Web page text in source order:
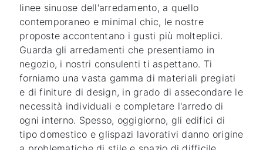
linee sinuose dell'arredamento, a quello
contemporaneo e minimal chic, le nostre
proposte accontentano i gusti più molteplici.
Guarda gli arredamenti che presentiamo in
negozio, i nostri consulenti ti aspettano. Ti
forniamo una vasta gamma di materiali pregiati
e di finiture di design, in grado di assecondare le
necessità individuali e completare l'arredo di
ogni interno. Spesso, oggigiorno, gli edifici di
tipo domestico e glispazi lavorativi danno origine